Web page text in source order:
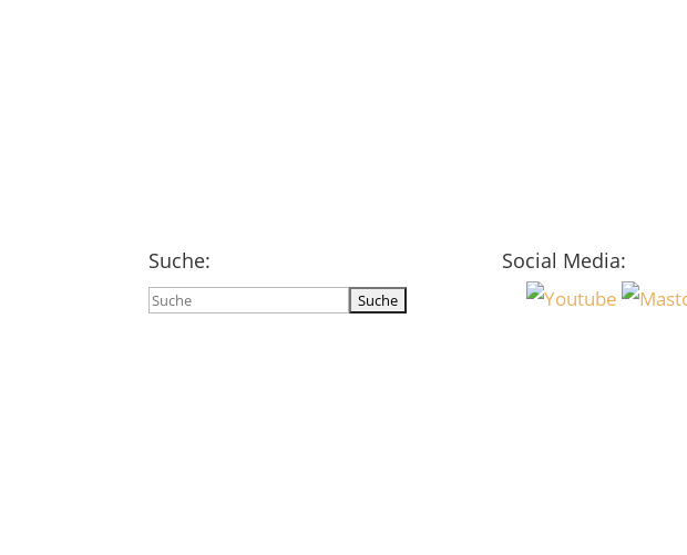
Suche:
Suchen
Social Media: